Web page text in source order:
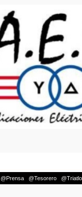
@Prensa @Tesorero